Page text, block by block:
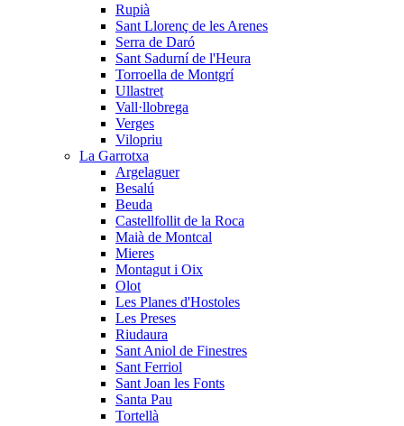
Rupià
Sant Llorenç de les Arenes
Serra de Daró
Sant Sadurní de l'Heura
Torroella de Montgrí
Ullastret
Vall·llobrega
Verges
Vilopriu
La Garrotxa
Argelaguer
Besalú
Beuda
Castellfollit de la Roca
Maià de Montcal
Mieres
Montagut i Oix
Olot
Les Planes d'Hostoles
Les Preses
Riudaura
Sant Aniol de Finestres
Sant Ferriol
Sant Joan les Fonts
Santa Pau
Tortellà